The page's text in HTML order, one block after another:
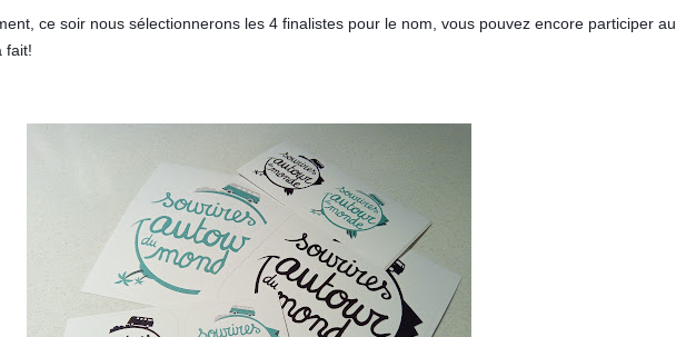
ce soir nous sélectionnerons les 4 finalistes pour le nom, vous pouvez encore participer au
fait!